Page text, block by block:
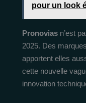
pour un look
Pronovias n’est
2025. Des
apportent elles
cette nouvelle
innovation